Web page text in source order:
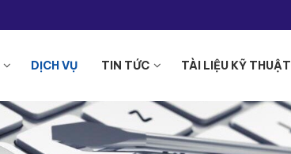
DỊCH VỤ TIN TỨC TÀI LIỆU KỸ THUẬT